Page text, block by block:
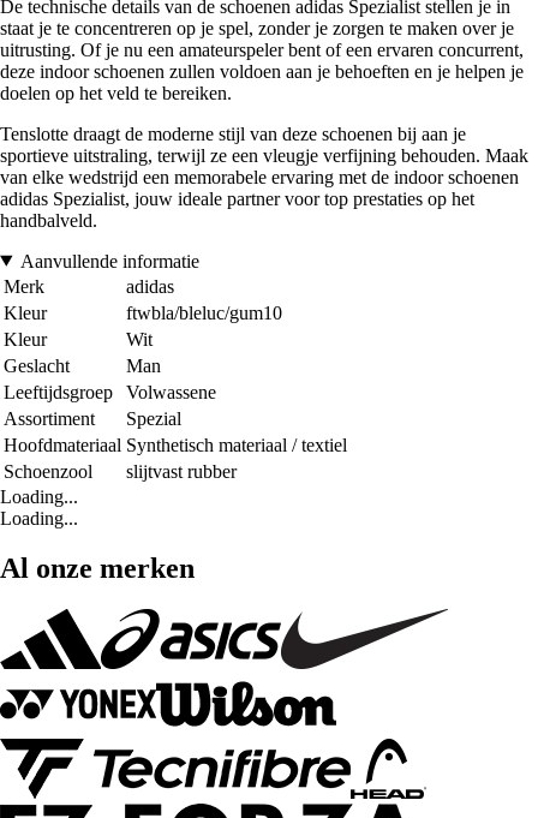
De technische details van de schoenen adidas Spezialist stellen je in
staat je te concentreren op je spel, zonder je zorgen te maken over je
uitrusting. Of je nu een amateurspeler bent of een ervaren concurrent,
deze indoor schoenen zullen voldoen aan je behoeften en je helpen je
doelen op het veld te bereiken.
Tenslotte draagt de moderne stijl van deze schoenen bij aan je
sportieve uitstraling, terwijl ze een vleugje verfijning behouden. Maak
van elke wedstrijd een memorabele ervaring met de indoor schoenen
adidas Spezialist, jouw ideale partner voor top prestaties op het
handbalveld.
Aanvullende informatie
Merk
adidas
Kleur
ftwbla/bleluc/gum10
Kleur
Wit
Geslacht
Man
Leeftijdsgroep
Volwassene
Assortiment
Spezial
Hoofdmateriaal Synthetisch materiaal / textiel
Schoenzool
slijtvast rubber
Loading...
Loading...
Al onze merken